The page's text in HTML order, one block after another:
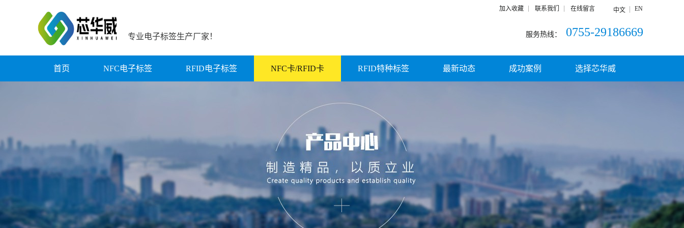
加入收藏 联系我们 在线留言 中文 EN
专业电子标签生产厂家！ 服务热线： 0755-29186669
首页 NFC电子标签 RFID电子标签 NFC卡/RFID卡 RFID特种标签 最新动态 成功案例 选择芯华威